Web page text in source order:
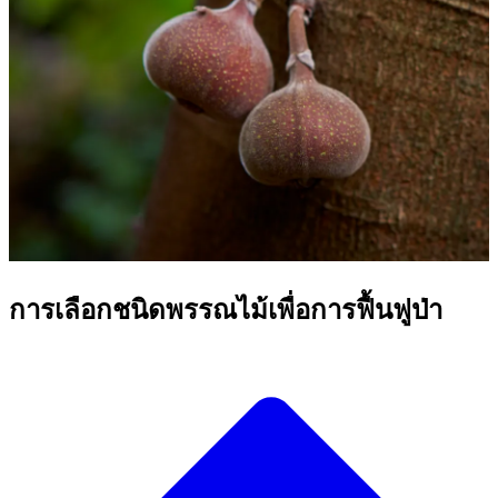
การเลือกชนิดพรรณไม้เพื่อการฟื้นฟูป่า